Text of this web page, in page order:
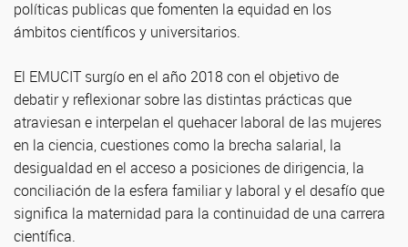
políticas publicas que fomenten la equidad en los
ámbitos científicos y universitarios.
El EMUCIT surgío en el año 2018 con el objetivo de
debatir y reflexionar sobre las distintas prácticas que
atraviesan e interpelan el quehacer laboral de las mujeres
en la ciencia, cuestiones como la brecha salarial, la
desigualdad en el acceso a posiciones de dirigencia, la
conciliación de la esfera familiar y laboral y el desafío que
significa la maternidad para la continuidad de una carrera
científica.